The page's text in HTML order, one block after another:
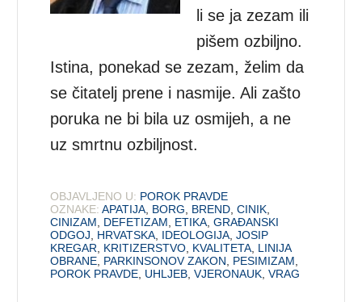
li se ja zezam ili
pišem ozbiljno.
Istina, ponekad se zezam, želim da
se čitatelj prene i nasmije. Ali zašto
poruka ne bi bila uz osmijeh, a ne
uz smrtnu ozbiljnost.
OBJAVLJENO U: POROK PRAVDE
OZNAKE: APATIJA BORG BREND ,CINIK
CINIZAM
DEFETIZAM ETIKA ,GRAĐANSKI
ODGOJ
HRVATSKA IDEOLOGIJA ,JOSIP
KREGAR
KRITIZERSTVO KVALITETA LINIJA
OBRANE PARKINSONOV ZAKON PESIMIZAM
POROK PRAVDE UHLJEB ,VJERONAUK ,VRAG